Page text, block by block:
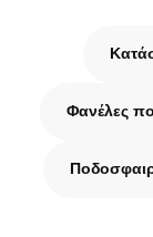
Φανέλες